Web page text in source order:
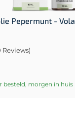
Pepermunt -
Reviews)
besteld, morgen in huis